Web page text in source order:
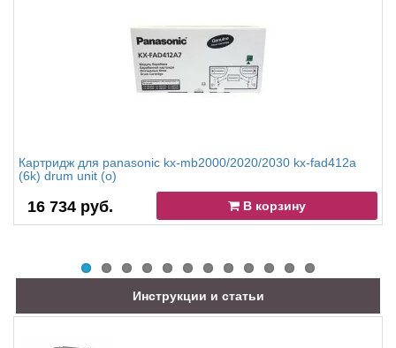
Картридж для panasonic kx-mb2000/2020/2030 kx-fad412a
(6k) drum unit (o)
16 734 руб. В корзину
Инструкции и статьи